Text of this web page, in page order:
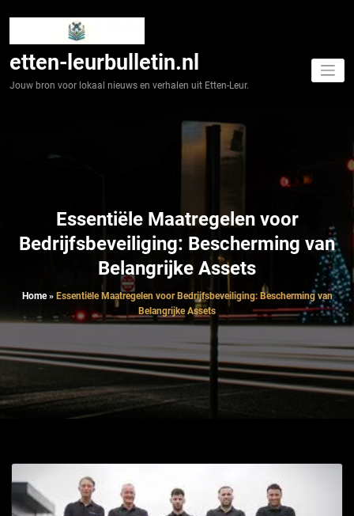
etten-leurbulletin.nl
Jouw bron voor lokaal nieuws en verhalen uit Etten-Leur.
Essentiële Maatregelen voor
Bedrijfsbeveiliging: Bescherming van
Belangrijke Assets
Home» Essentiële Maatregelen voor Bedrijfsbeveiliging: Bescherming van
Belangrijke Assets